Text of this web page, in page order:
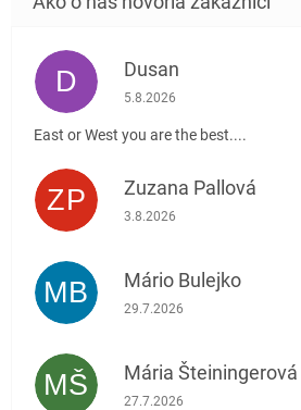
D Dusan
Hodnotenie obchodu je 5 z
5.8.2026
East or West you are the best....
ZP Zuzana Pallová
Hodnotenie obchodu je 5 z
3.8.2026
MB Mário Bulejko
Hodnotenie obchodu je 5 z
29.7.2026
MŠ Mária Šteiningerová
Hodnotenie obchodu je 5 z
27.7.2026